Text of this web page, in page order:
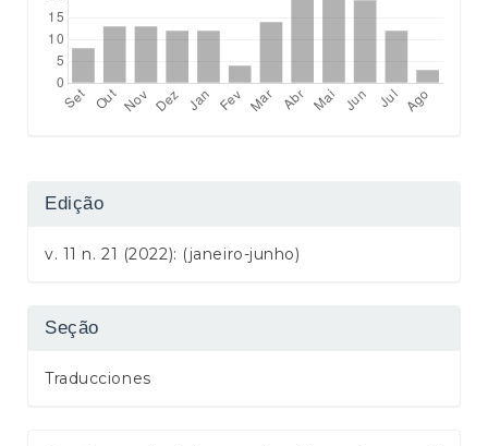
Edição
v. 11 n. 21 (2022): (janeiro-junho)
Seção
Traducciones